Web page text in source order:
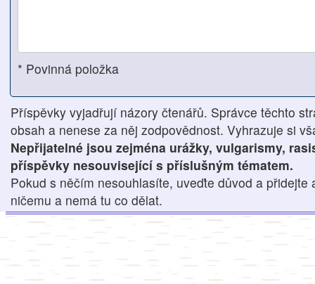
* Povinná položka
Příspěvky vyjadřují názory čtenářů. Správce těchto
obsah a nenese za něj zodpovědnost. Vyhrazuje si
Nepřijatelné jsou zejména urážky, vulgarismy,
příspěvky nesouvisející s příslušným tématem.
Pokud s něčím nesouhlasíte, uveďte důvod a přidejte
ničemu a nemá tu co dělat.